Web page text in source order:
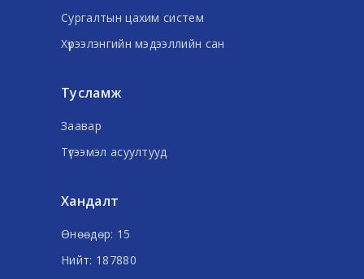
Сургалтын цахим систем
Хүрээлэнгийн мэдээллийн сан
Тусламж
Заавар
Түгээмэл асуултууд
Хандалт
Өнөөдөр: 15
Нийт: 187880